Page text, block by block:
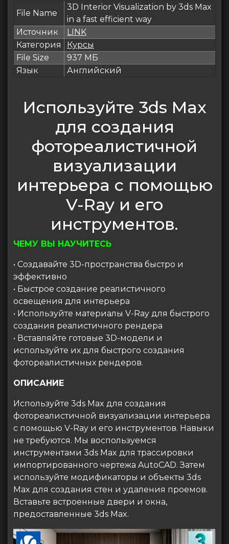
File Name
3D Interior Visualization by 3ds Max
in a fast efficient way
Источник
LINK
Категория
Курсы
File Size
937 МБ
Язык
Английский
Используйте 3ds Max
для создания
фотореалистичной
визуализации
интерьера с помощью
V-Ray и его
инструментов.
ЧЕМУ ВЫ НАУЧИТЕСЬ
• Создавайте 3D-пространства быстро и
эффективно
• Быстрое создание реалистичного
освещения для интерьера
• Используйте материалы V-Ray для быстрого
создания реалистичного рендера
• Вставляйте готовые 3D-модели и
используйте их для быстрого создания
фотореалистичных рендеров.
ОПИСАНИЕ
Используйте 3ds Max для создания
фотореалистичной визуализации интерьера
с помощью V-Ray и его инструментов. Навыки
не требуются. Мы воспользуемся
инструментами 3ds Max для трассировки
импортированного чертежа AutoCAD. Затем
используйте модификаторы и объекты 3ds
Max для создания стен и удаления проемов.
Вставьте встроенные двери и окна,
предоставленные 3ds Max.